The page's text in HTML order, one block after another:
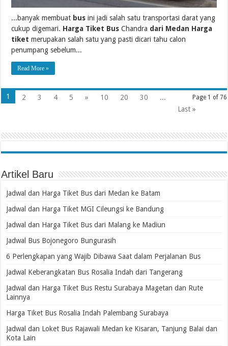
...banyak membuat bus ini jadi salah satu transportasi darat yang
cukup digemari. Harga Tiket Bus Chandra dari Medan Harga
tiket merupakan salah satu yang pasti dicari tahu calon
penumpang sebelum...
Read More »
Page 1 of 76
1 2 3 4 5 » 10 20 30
...
Last »
Artikel Baru
Jadwal dan Harga Tiket Bus dari Medan ke Batam
Jadwal dan Harga Tiket MGI Cileungsi ke Bandung
Jadwal dan Harga Tiket Bus dari Malang ke Madiun
Jadwal Bus Bojonegoro Bungurasih
6 Perlengkapan yang Wajib Dibawa Saat dalam Perjalanan Bus
Jadwal Keberangkatan Bus Rosalia Indah dari Tangerang
Jadwal dan Harga Tiket Bus Restu Surabaya Magetan dan Rute
Lainnya
Harga Tiket Bus Rosalia Indah Palembang Surabaya
Jadwal dan Loket Bus Rajawali Medan ke Kisaran, Tanjung Balai dan
Kota Lain